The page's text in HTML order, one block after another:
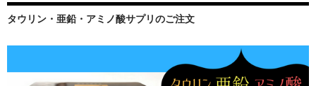
タウリン・亜鉛・アミノ酸サプリのご注文